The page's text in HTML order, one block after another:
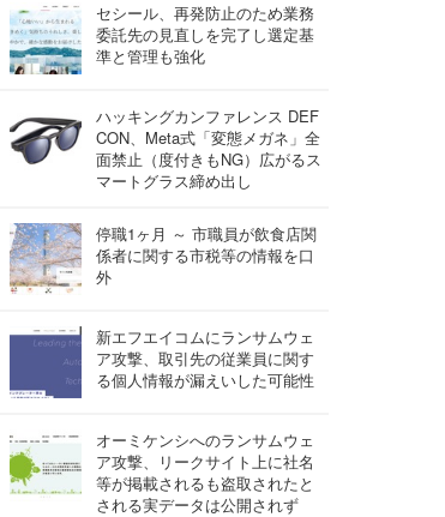
セシール、再発防止のため業務
委託先の見直しを完了し選定基
準と管理も強化
ハッキングカンファレンス DEF
CON、Meta式「変態メガネ」全
面禁止（度付きもNG）広がるス
マートグラス締め出し
停職1ヶ月 ～ 市職員が飲食店関
係者に関する市税等の情報を口
外
新エフエイコムにランサムウェ
ア攻撃、取引先の従業員に関す
る個人情報が漏えいした可能性
オーミケンシへのランサムウェ
ア攻撃、リークサイト上に社名
等が掲載されるも盗取されたと
される実データは公開されず